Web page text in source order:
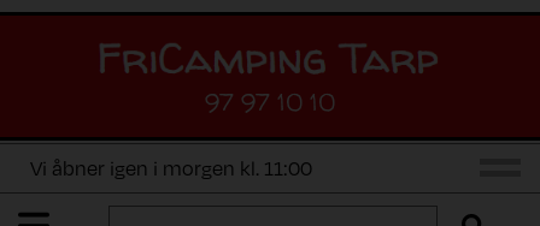
97 97 10 10
Vi åbner igen i morgen kl. 11:00